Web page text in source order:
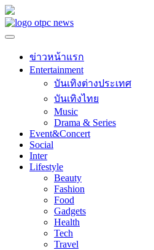
Skip
to
ข่าวหน้าแรก
Entertainment
บันเทิงต่างประเทศ
บันเทิงไทย
Music
Drama & Series
Event&Concert
Social
Inter
Lifestyle
Beauty
Fashion
Food
Gadgets
Health
Tech
Travel